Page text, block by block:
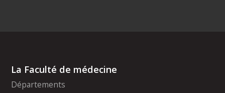
La Faculté de médecine
Départements